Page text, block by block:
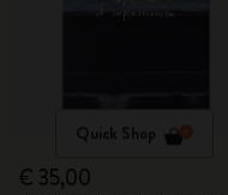
Quick Shop
€ 35,00